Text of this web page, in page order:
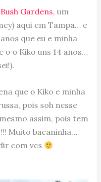
Bush Gardens, um
aqui em Tampa… e
que eu e minha
o o Kiko uns 14 anos…
que o Kiko e minha
pois soh nesse
assim, pois tem
Muito bacaninha…
com vcs